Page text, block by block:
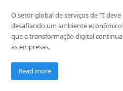
O setor global de serviços de TI deve
desafiando um ambiente
que a transformação digital
as empresas.
Read more